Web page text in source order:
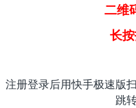
二维
长
注册登录后用快手极速版
跳